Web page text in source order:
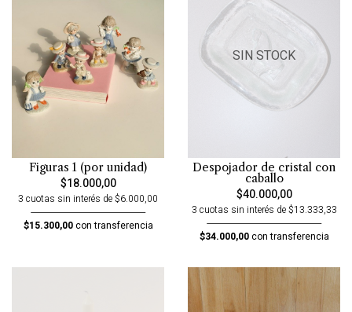
Figuras 1 (por unidad)
$18.000,00
3 cuotas sin interés de $6.000,00
$15.300,00con transferencia
SIN STOCK
Despojador de cristal con
caballo
$40.000,00
3 cuotas sin interés de $13.333,33
$34.000,00con transferencia